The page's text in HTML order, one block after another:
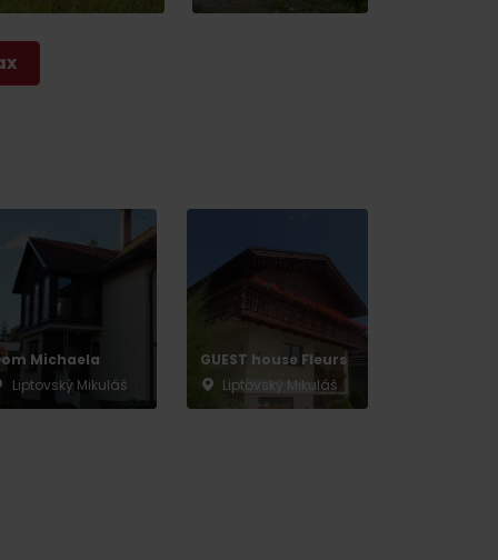
Michaela
Liptovský Mikuláš
GUEST house Fleurs
Liptovský Mikuláš